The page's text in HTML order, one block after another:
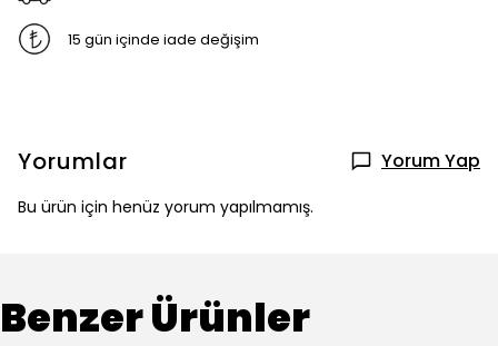
15 gün içinde iade değişim
Yorumlar Yorum Yap
Bu ürün için henüz yorum yapılmamış.
Benzer Ürünler